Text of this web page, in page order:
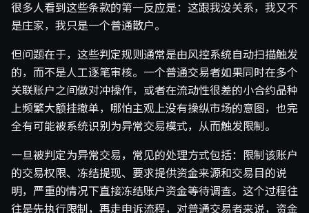
很多人看到这些条款的第一反应是：这跟我没关系，我又不
是庄家，我只是一个普通散户。
但问题在于，这些判定规则通常是由风控系统自动扫描触发
的，而不是人工逐笔审核。一个普通交易者如果同时在多个
关联账户之间做对冲操作，或者在流动性很差的小合约品种
上频繁大额挂撤单，哪怕主观上没有操纵市场的意图，也完
全有可能被系统识别为异常交易模式，从而触发限制。
一旦被判定为异常交易，常见的处理方式包括：限制该账户
的交易权限、冻结提现、要求提供资金来源和交易目的说
明，严重的情况下直接冻结账户资金等待调查。这个过程往
往是先执行限制，再走申诉流程，对普通交易者来说，资金